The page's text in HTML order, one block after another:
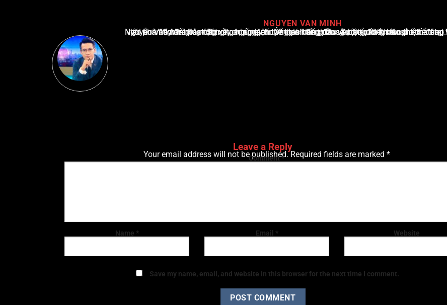
NGUYEN VAN MINH
Nguyễn Văn Minh là một trong những chuyên gia hàng đầu về báo cáo tin tức thể thao tại Việt Nam, với hơn 10 năm hoạt động trong ngành. Ông có kiến thức sâu rộng và kinh nghiệm đáng kể trong việc phân tích và báo cáo về các sự kiện thể thao hàng đầu. Sự hiểu biết sâu sắc của ông về ngành này đã giúp ông xây dựng uy tín và danh tiếng trong cộng đồng báo chí thể thao.
Leave a Reply
Your email address will not be published. Required fields are marked *
Comment*
Name * Email * Website
Save my name, email, and website in this browser for the next time I comment.